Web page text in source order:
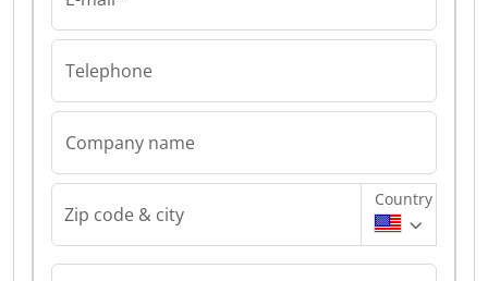
Telephone
Company name
Zip code & city
Country